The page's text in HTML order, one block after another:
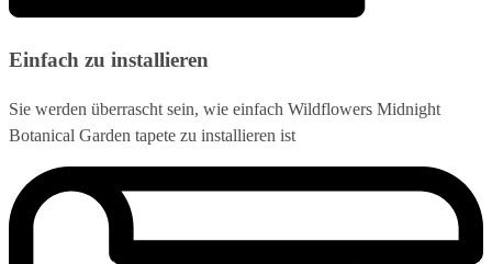
Einfach zu installieren
Sie werden überrascht sein, wie einfach Wildflowers Midnight
Botanical Garden tapete zu installieren ist